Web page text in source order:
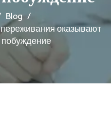
Blog
оказывают